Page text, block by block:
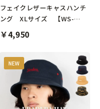
フェイクレザーキャスハンチ
ング XLサイズ 【WS-
￥4,950
NEW